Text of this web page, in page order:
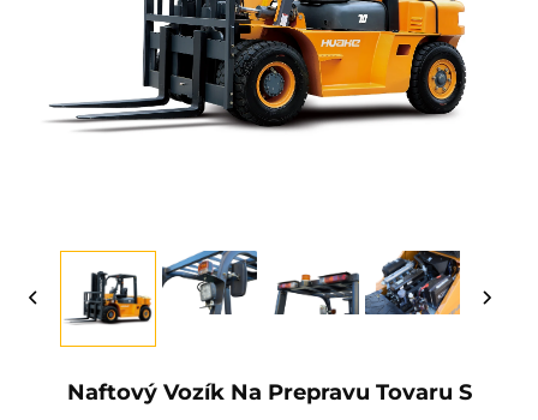
Naftový Vozík Na Prepravu Tovaru S